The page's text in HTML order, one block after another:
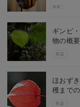
PR
草花
ギンピ
物の概
草花
ほおず
穫まで